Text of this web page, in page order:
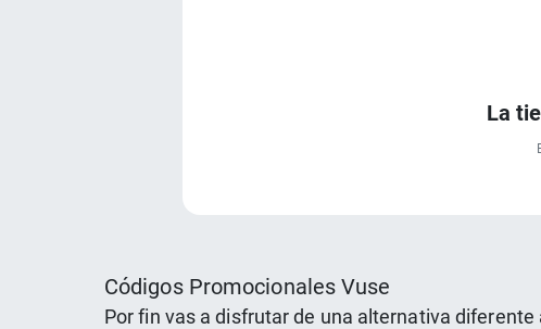
La
Códigos Promocionales Vuse
Por fin vas a disfrutar de una alternativa